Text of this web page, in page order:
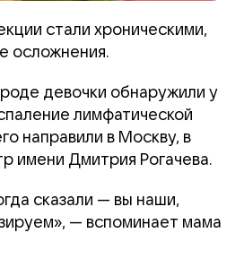
стали хроническими,
осложнения.
девочки обнаружили у
лимфатической
направили в Москву, в
имени Дмитрия Рогачева.
сказали — вы наши,
— вспоминает мама